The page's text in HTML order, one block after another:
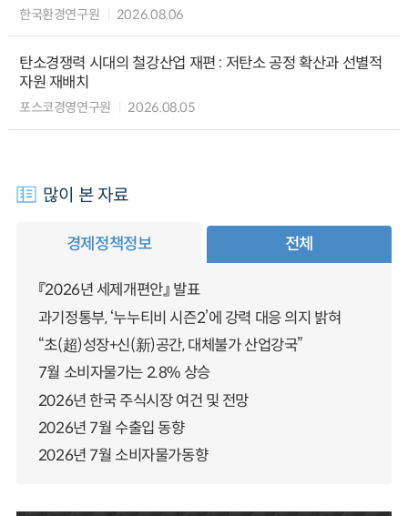
한국환경연구원 2026.08.06
탄소경쟁력 시대의 철강산업 재편 : 저탄소 공정 확산과 선별적
자원 재배치
포스코경영연구원 2026.08.05
많이 본 자료
경제정책정보 전체
『2026년 세제개편안』 발표
과기정통부, ‘누누티비 시즌2’에 강력 대응 의지 밝혀
“초(超)성장+신(新)공간, 대체불가 산업강국”
7월 소비자물가는 2.8% 상승
2026년 한국 주식시장 여건 및 전망
2026년 7월 수출입 동향
2026년 7월 소비자물가동향